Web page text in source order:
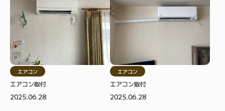
エアコン
エアコン取付
2025.06.28
エアコン
エアコン取付
2025.06.28